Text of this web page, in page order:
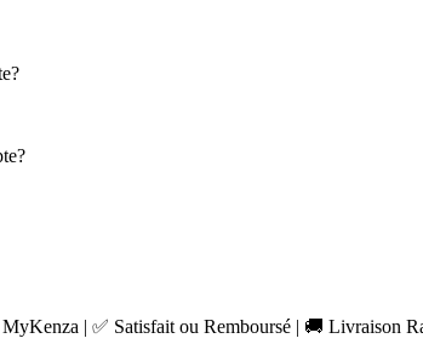
| ✅ Satisfait ou Remboursé | 🚚 Livraison